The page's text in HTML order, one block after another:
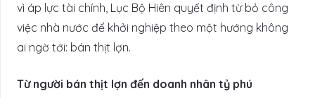
vì áp lực tài chính, Lục Bộ Hiên quyết định từ bỏ công
việc nhà nước để khởi nghiệp theo một hướng không
ai ngờ tới: bán thịt lợn.
Từ người bán thịt lợn đến doanh nhân tỷ phú